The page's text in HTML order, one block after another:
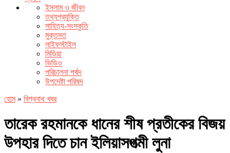
ইসলাম ও জীবন
তথ্যপ্রযুক্তি
সাহিত্য-সংস্কৃতি
মুক্তমত
লাইফস্টাইল
মিডিয়া
ভিডিও
পরিচালনা পর্ষদ
উপদেষ্টা পরিষদ
হোম» বিশ্বনাথ খবর
তারেক রহমানকে ধানের শীষ প্রতীকের বিজয়
উপহার দিতে চান ইলিয়াসপত্মী লুনা